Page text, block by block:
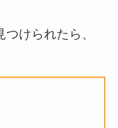
けられたら、